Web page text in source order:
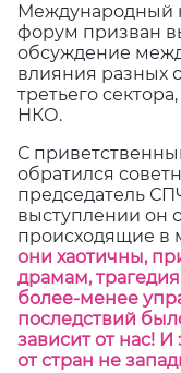
Международный
форум призван
обсуждение
влияния разных
третьего
НКО.
С
обратился
председатель
выступлении он
происходящие в
они хаотичны,
драмам,
более-менее
последствий
зависит от нас!
от стран не